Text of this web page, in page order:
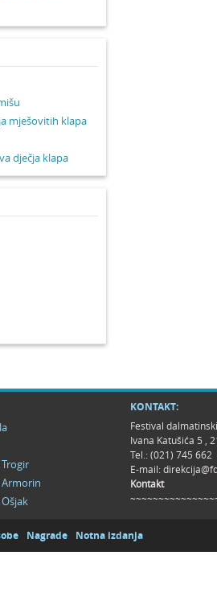
mješovitih klapa
dječja klapa
KONTAKT:
Festival
Ivana Katušića 5 ,
Tel.: (021) 745 662
E-mail:
Kontakt
Nagrade Notna izdanja